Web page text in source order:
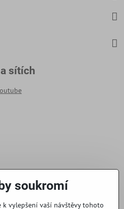
sítích
soukromí
k vylepšení vaší návštěvy tohoto